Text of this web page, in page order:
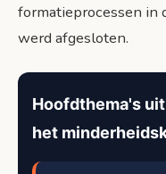
formatieprocessen in
werd afgesloten.
Hoofdthema's
het